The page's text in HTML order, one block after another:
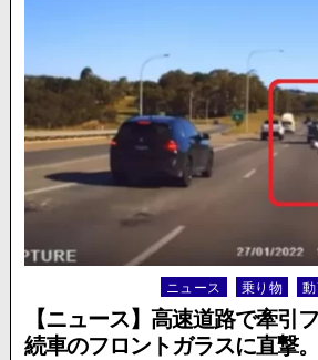
Posted
in
ニュース 乗り物
【ニュース】高速道路で牽引
続車のフロントガラスに直撃。